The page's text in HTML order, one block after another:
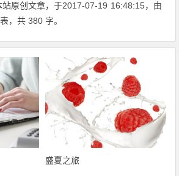
站原创文章，于2017-07-19 16:48:15，由
，共 380 字。
盛夏之旅